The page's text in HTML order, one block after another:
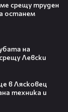
срещу труден
останем
на
Левски
в Лясковец
техника и